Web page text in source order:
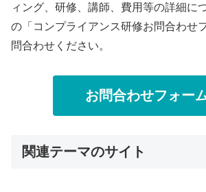
ィング、研修、講師、費用等の詳細に
の「コンプライアンス研修お問合わせ
問合わせください。
お問合わせフォー
関連テーマのサイト